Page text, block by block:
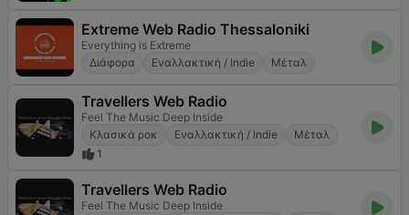
Extreme Web Radio Thessaloniki
Everything is Extreme
Διάφορα
Εναλλακτική / Indie Μέταλ
Travellers Web Radio
Feel The Music Deep Inside
Κλασικά ροκ
Εναλλακτική / Indie
Μέταλ
1
Travellers Web Radio
Feel The Music Deep Inside